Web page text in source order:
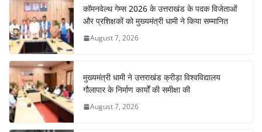
कॉमनवेल्थ गेम्स 2026 के उत्तराखंड के पदक विजेताओं
और प्रशिक्षकों को मुख्यमंत्री धामी ने किया सम्मानित
August 7, 2026
मुख्यमंत्री धामी ने उत्तराखंड क्रीड़ा विश्वविद्यालय
गौलापार के निर्माण कार्यों की समीक्षा की
August 7, 2026